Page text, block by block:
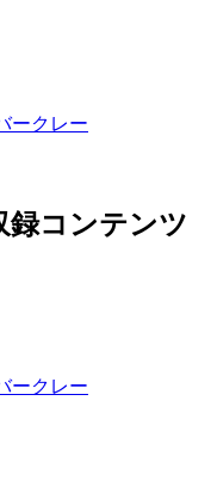
ークレー
録コンテンツ
ークレー